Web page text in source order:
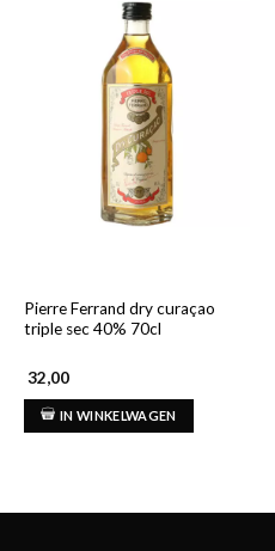
Pierre Ferrand dry curaçao
triple sec 40% 70cl
32,00
IN WINKELWAGEN